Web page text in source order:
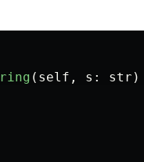
( self , s : str )